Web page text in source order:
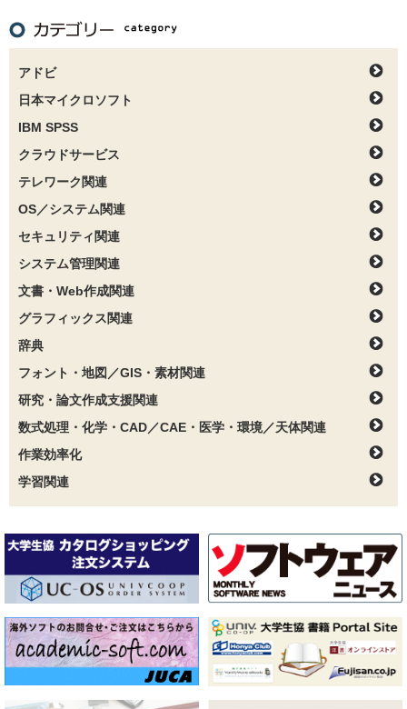
アドビ
日本マイクロソフト
IBM SPSS
クラウドサービス
テレワーク関連
OS／システム関連
セキュリティ関連
システム管理関連
文書・Web作成関連
グラフィックス関連
辞典
フォント・地図／GIS・素材関連
研究・論文作成支援関連
数式処理・化学・CAD／CAE・医学・環境／天体関連
作業効率化
学習関連